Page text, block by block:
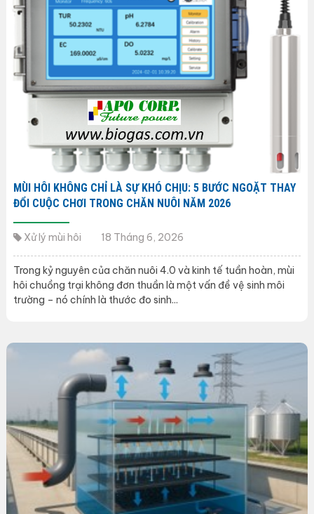
MÙI HÔI KHÔNG CHỈ LÀ SỰ KHÓ CHỊU: 5 BƯỚC NGOẶT THAY
ĐỔI CUỘC CHƠI TRONG CHĂN NUÔI NĂM 2026
Xử lý mùi hôi 18 Tháng 6, 2026
Trong kỷ nguyên của chăn nuôi 4.0 và kinh tế tuần hoàn, mùi
hôi chuồng trại không đơn thuần là một vấn đề vệ sinh môi
trường – nó chính là thước đo sinh...